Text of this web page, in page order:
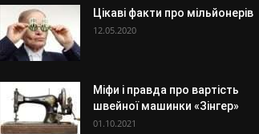
Цікаві факти про мільйонерів
12.05.2020
Міфи і правда про вартість
швейної машинки «Зінгер»
01.10.2021